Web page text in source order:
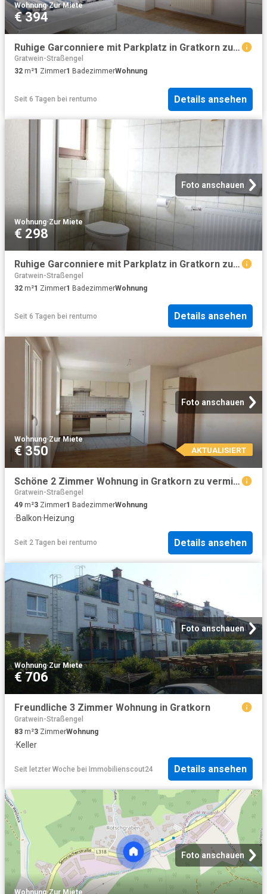
Wohnung·Zur Miete
€ 394
Ruhige Garconniere mit Parkplatz in Gratkorn zu vermieten!
Gratwein-Straßengel
32 m²1 Zimmer1 BadezimmerWohnung
Seit 6 Tagen bei rentumo Details ansehen
Foto anschauen
Wohnung·Zur Miete
€ 298
Ruhige Garconniere mit Parkplatz in Gratkorn zu vermieten!
Gratwein-Straßengel
32 m²1 Zimmer1 BadezimmerWohnung
Seit 6 Tagen bei rentumo Details ansehen
Foto anschauen
Wohnung·Zur Miete
€ 350 AKTUALISIERT
Schöne 2 Zimmer Wohnung in Gratkorn zu vermieten!
Gratwein-Straßengel
49 m²3 Zimmer1 BadezimmerWohnung
·Balkon·Heizung
Seit 2 Tagen bei rentumo Details ansehen
Foto anschauen
Wohnung·Zur Miete
€ 706
Freundliche 3 Zimmer Wohnung in Gratkorn
Gratwein-Straßengel
83 m²3 ZimmerWohnung
·Keller
Seit letzter Woche bei Immobilienscout24 Details ansehen
Foto anschauen
Wohnung·Zur Miete